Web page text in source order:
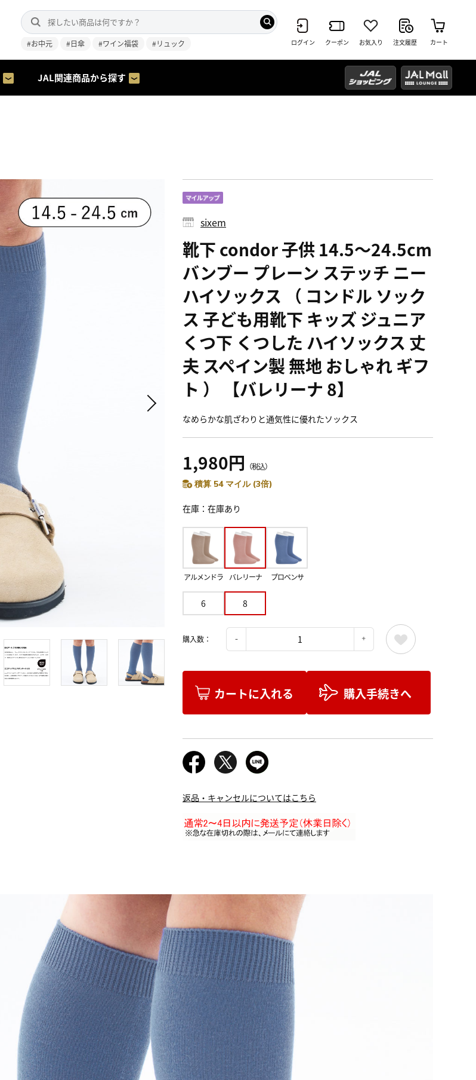
#お中元 #日傘 #ワイン福袋 #リュック ログイン クーポン お気入り 注文履歴 カート
JAL関連商品から探す
sixem
靴下 condor 子供 14.5～24.5cm
バンブー プレーン ステッチ ニー
ハイソックス （ コンドル ソック
ス 子ども用靴下 キッズ ジュニア
くつ下 くつした ハイソックス 丈
夫 スペイン製 無地 おしゃれ ギフ
ト ） 【バレリーナ 8】
なめらかな肌ざわりと通気性に優れたソックス
1,980円 （税込）
積算 54 マイル (3倍)
在庫 在庫あり
アルメンドラ バレリーナ プロベンサ
6 8
購入数：
カートに入れる 購入手続きへ
返品・キャンセルについてはこちら